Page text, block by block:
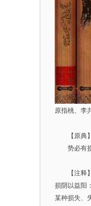
原指桃、李
【原典】
势必有损
【注释】
损阴以益阳
某种损失、